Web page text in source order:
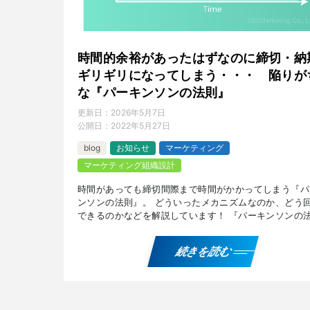
時間的余裕があったはずなのに締切・納
ギリギリになってしまう・・・ 陥りが
な『パーキンソンの法則』
更新日： 2026年5月7日
公開日： 2022年5月27日
blog お知らせ
マーケティング
マーケティング組織設計
時間があっても締切間際まで時間がかかってしまう『
ンソンの法則』。 どういったメカニズムなのか、どう
できるのかなどを解説しています！ 『パーキンソンの
続きを読む